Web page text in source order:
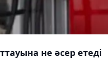
не әсер етеді